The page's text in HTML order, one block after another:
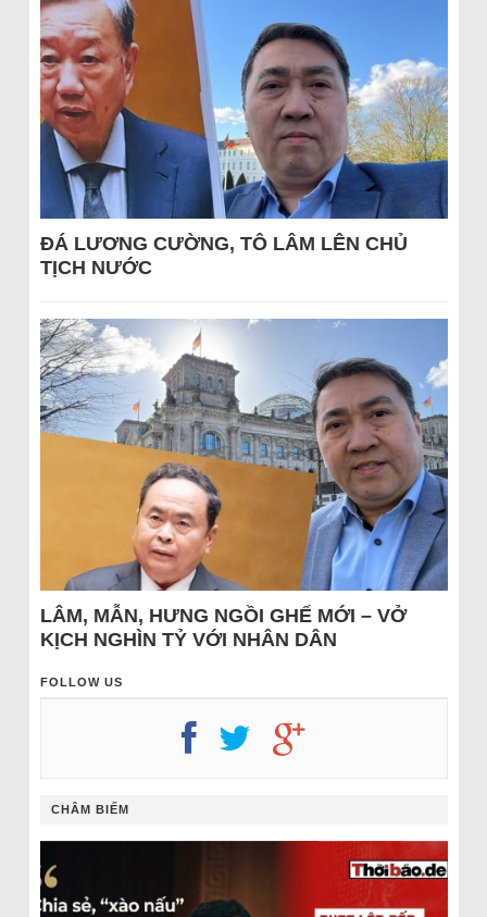
ĐÁ LƯƠNG CƯỜNG, TÔ LÂM LÊN CHỦ
TỊCH NƯỚC
LÂM, MẪN, HƯNG NGỒI GHẾ MỚI – VỞ
KỊCH NGHÌN TỶ VỚI NHÂN DÂN
FOLLOW US
CHÂM BIẾM